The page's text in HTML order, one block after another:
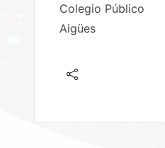
Colegio Público
Aigües